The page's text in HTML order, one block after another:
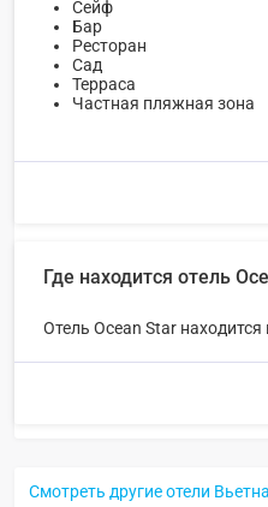
Сейф
Бар
Ресторан
Сад
Терраса
Частная пляжная зона
Где находится отель
Отель Ocean Star
Смотреть другие отели